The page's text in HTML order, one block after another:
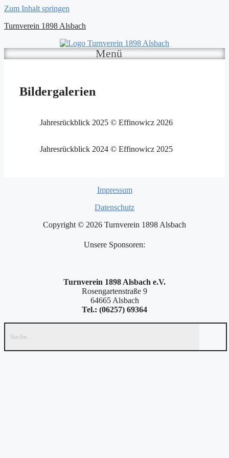
Zum Inhalt springen
Turnverein 1898 Alsbach
Menü
Bildergalerien
Jahresrückblick 2025 © Effinowicz 2026
Jahresrückblick 2024 © Effinowicz 2025
Impressum
Datenschutz
Copyright © 2026 Turnverein 1898 Alsbach
Unsere Sponsoren:
Turnverein 1898 Alsbach e.V.
Rosengartenstraße 9
64665 Alsbach
Tel.: (06257) 69364